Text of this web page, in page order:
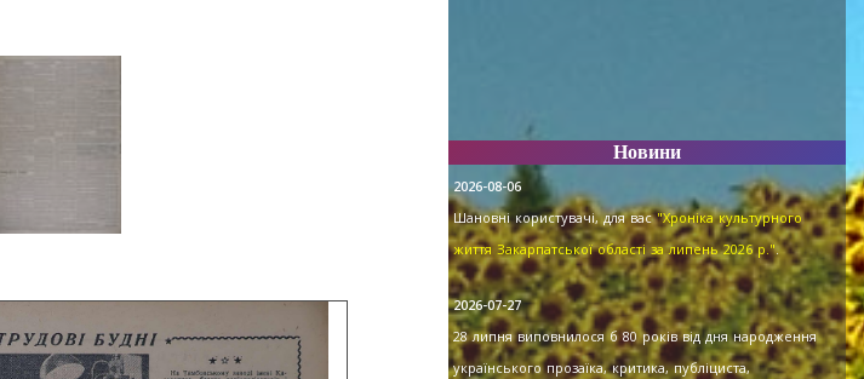
Новини
2026-08-06
Шановні користувачі, для вас"Хроніка культурного
життя Закарпатської області за липень 2026 р.".
2026-07-27
28 липня виповнилося б 80 років від дня народження
українського прозаїка, критика, публіциста,